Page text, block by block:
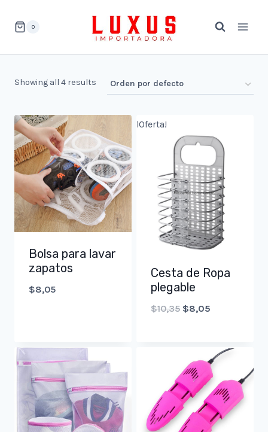
0
Showing all 4 results
Bolsa para lavar
zapatos
$8,05
¡Oferta!
Cesta de Ropa
plegable
$10,35 Original
$10,35.
$8,05
$8,05.